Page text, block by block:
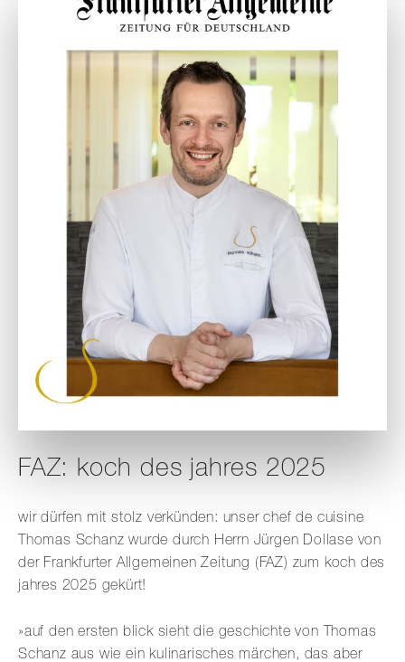
FAZ: koch des jahres 2025
wir dürfen mit stolz verkünden: unser chef de cuisine
Thomas Schanz wurde durch Herrn Jürgen Dollase von
der Frankfurter Allgemeinen Zeitung (FAZ) zum koch des
jahres 2025 gekürt!⁠
»auf den ersten blick sieht die geschichte von Thomas
Schanz aus wie ein kulinarisches märchen, das aber